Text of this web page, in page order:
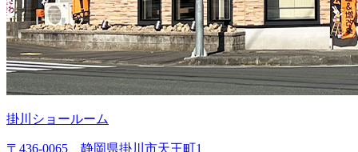
掛川ショールーム
〒436-0065 静岡県掛川市天王町1